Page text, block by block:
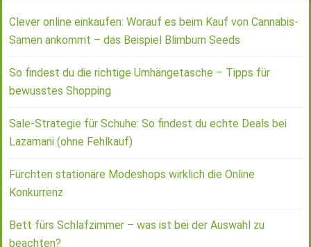
Clever online einkaufen: Worauf es beim Kauf von Cannabis-
Samen ankommt – das Beispiel Blimburn Seeds
So findest du die richtige Umhängetasche – Tipps für
bewusstes Shopping
Sale-Strategie für Schuhe: So findest du echte Deals bei
Lazamani (ohne Fehlkauf)
Fürchten stationäre Modeshops wirklich die Online
Konkurrenz
Bett fürs Schlafzimmer – was ist bei der Auswahl zu
beachten?